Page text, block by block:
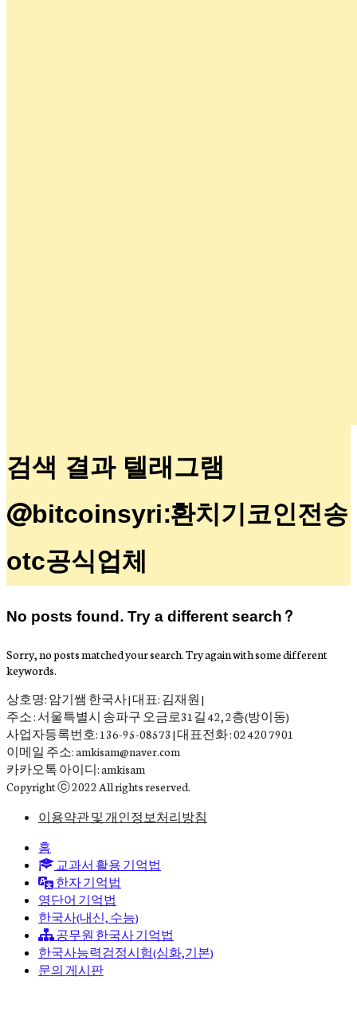
검색 결과 텔래그램
@bitcoinsyri:환치기코인전송
otc공식업체
No posts found. Try a different search?
Sorry, no posts matched your search. Try again with some different
keywords.
상호명: 암기쌤 한국사 | 대표: 김재원 |
주소 : 서울특별시 송파구 오금로31길 42, 2층(방이동)
사업자등록번호: 136-95-08573 | 대표전화 : 02 420 7901
이메일 주소: amkisam@naver.com
카카오톡 아이디: amkisam
Copyright ⓒ 2022 All rights reserved.
이용약관 및 개인정보처리방침
홈
교과서 활용 기억법
한자 기억법
영단어 기억법
한국사(내신, 수능)
공무원 한국사 기억법
한국사능력검정시험(심화,기본)
문의 게시판